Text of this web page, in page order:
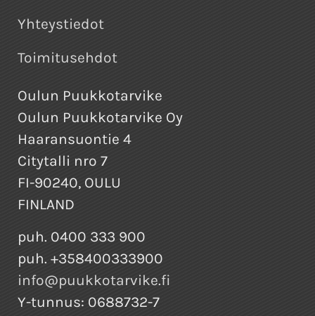
Yhteystiedot
Toimitusehdot
Oulun Puukkotarvike
Oulun Puukkotarvike Oy
Haaransuontie 4
Citytalli nro 7
FI-90240, OULU
FINLAND
puh. 0400 333 900
puh. +358400333900
info@puukkotarvike.fi
Y-tunnus: 0688732-7